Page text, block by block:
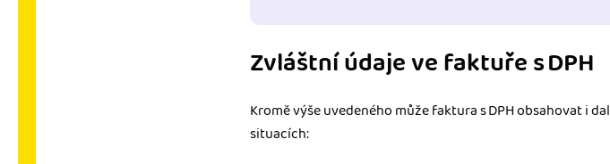
Zvláštní údaje ve faktuře s DPH
Kromě výše uvedeného může faktura s DPH obsahovat i
situacích: